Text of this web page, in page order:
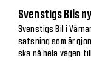
Svenstigs Bils
Svenstigs Bil i
satsning som är
ska nå hela vägen